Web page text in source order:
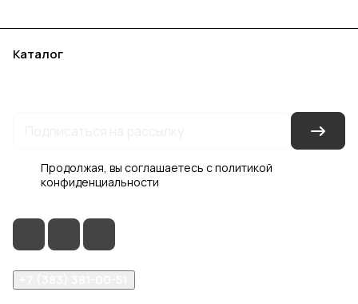
Каталог
Продолжая, вы соглашаетесь сполитикой
конфиденциальности